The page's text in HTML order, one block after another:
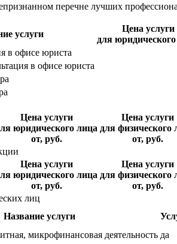
перечне лучших
услуги
Цена услуги
для
в офисе юриста
в офисе юриста
Цена услуги
юридического лица
от, руб.
Цена услуги
для физического
от, руб.
Цена услуги
юридического лица
от, руб.
Цена услуги
для физического
от, руб.
лиц
Название услуги
микрофинансовая деятельность да